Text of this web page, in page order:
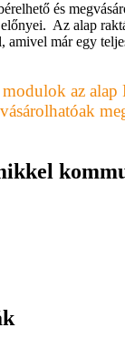
és
Az alap
amivel már egy
az alap